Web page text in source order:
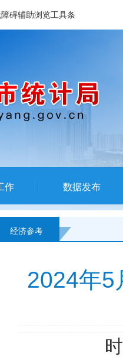
碍辅助浏览工具条
作 数据发布
经济参考
2024年5